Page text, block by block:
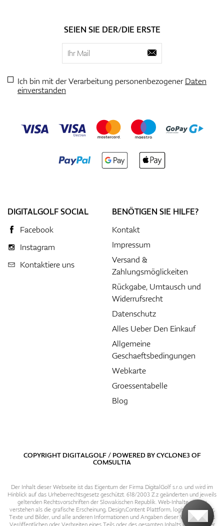
SEIEN SIE DER/DIE ERSTE
Ich bin mit der Verarbeitung personenbezogenerDaten
einverstanden
DIGITALGOLF SOCIAL
Facebook
Instagram
Kontaktiere uns
BENÖTIGEN SIE HILFE?
Kontakt
Impressum
Versand &
Zahlungsmöglickeiten
Rückgabe, Umtausch und
Widerrufsrecht
Datenschutz
Alles Ueber Den Einkauf
Allgemeine
Geschaeftsbedingungen
Webkarte
Groessentabelle
Blog
COPYRIGHT DIGITALGOLF / POWERED BYCYCLONE3OF
COMSULTIA
Der Inhalt dieser Webseite ist das Eigentum der Firma DigitalGolf s.r.o. und wird im
Hinblick auf das Urheberrechtsgesetz geschützt. 618/2003 Z.z geänderten und jeweils
geltenden Rechtsvorschriften der Slowakischen Republik. Web-Inhalte sind zu
verstehen als die grafische Erscheinung, Design,Content Plattform, logische Struktur,
Texte und Bilder, und alle anderen Informationen und Angaben dieser Webseite. Das
Veröffentlichen oder Verbreiten eines Teils oder des gesamten Inhalts in irgendeiner